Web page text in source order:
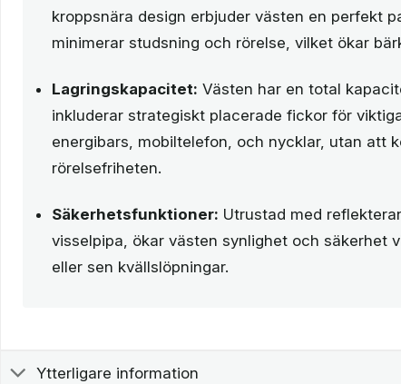
kroppsnära design erbjuder västen en perfekt
minimerar studsning och rörelse, vilket ökar
Lagringskapacitet: Västen har en total
inkluderar strategiskt placerade fickor för
energibars, mobiltelefon, och nycklar, utan att
rörelsefriheten.
Säkerhetsfunktioner: Utrustad med
visselpipa, ökar västen synlighet och säkerhet
eller sen kvällslöpningar.
Ytterligare information